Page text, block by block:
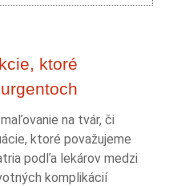
ktoré
na tvár, či
ktoré považujeme
podľa lekárov medzi
komplikácií